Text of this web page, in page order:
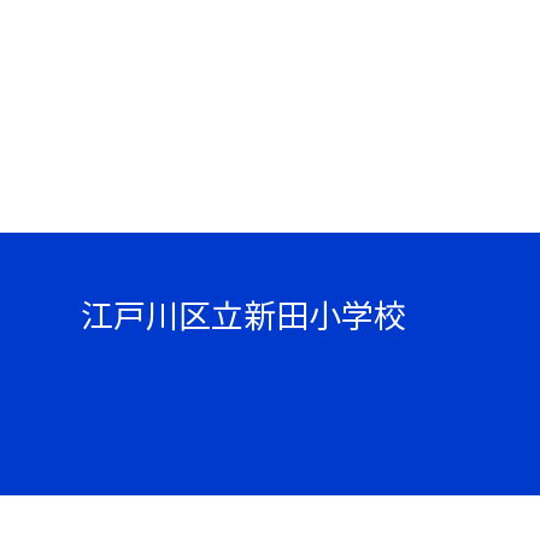
江戸川区立新田小学校